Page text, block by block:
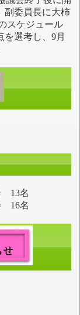
副委員長に大柿
スケジュール
を選考し、9月
13名
16名